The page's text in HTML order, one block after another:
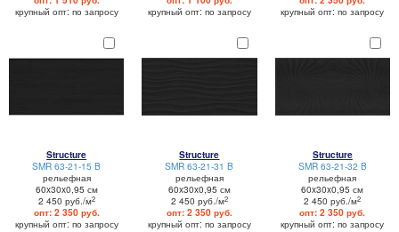
крупный опт: по запросу крупный опт: по запросу крупный опт: по запросу
Structure
SMR 63-21-15 B
рельефная
60x30x0,95 см
2 450 руб./м2
опт: 2 350 руб.
крупный опт: по запросу
Structure
SMR 63-21-31 B
рельефная
60x30x0,95 см
2 450 руб./м2
опт: 2 350 руб.
крупный опт: по запросу
Structure
SMR 63-21-32 B
рельефная
60x30x0,95 см
2 450 руб./м2
опт: 2 350 руб.
крупный опт: по запросу